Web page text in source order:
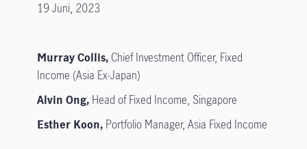
19 Juni, 2023
Murray Collis,Chief Investment Officer, Fixed
Income (Asia Ex-Japan)
Alvin Ong, Head of Fixed Income, Singapore
Esther Koon, Portfolio Manager, Asia Fixed Income